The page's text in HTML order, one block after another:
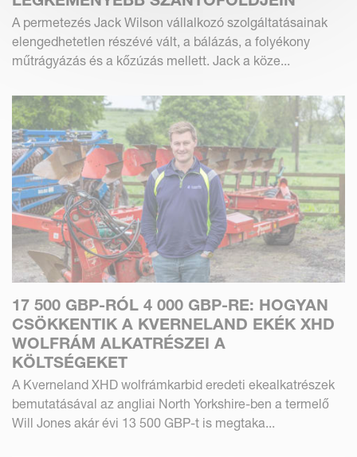
A permetezés Jack Wilson vállalkozó szolgáltatásainak
elengedhetetlen részévé vált, a bálázás, a folyékony
műtrágyázás és a kőzúzás mellett. Jack a köze...
17 500 GBP-RÓL 4 000 GBP-RE: HOGYAN
CSÖKKENTIK A KVERNELAND EKÉK XHD
WOLFRÁM ALKATRÉSZEI A
KÖLTSÉGEKET
A Kverneland XHD wolfrámkarbid eredeti ekealkatrészek
bemutatásával az angliai North Yorkshire-ben a termelő
Will Jones akár évi 13 500 GBP-t is megtaka...